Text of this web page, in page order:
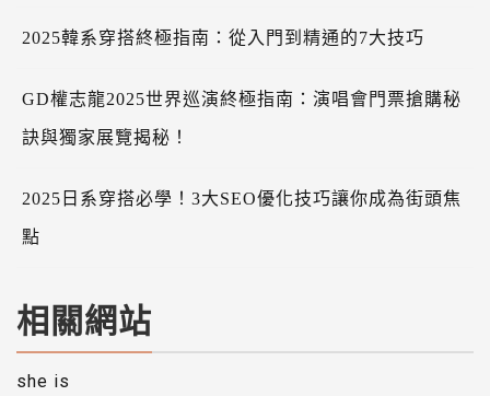
2025韓系穿搭終極指南：從入門到精通的7大技巧
GD權志龍2025世界巡演終極指南：演唱會門票搶購秘
訣與獨家展覽揭秘！
2025日系穿搭必學！3大SEO優化技巧讓你成為街頭焦
點
相關網站
she is